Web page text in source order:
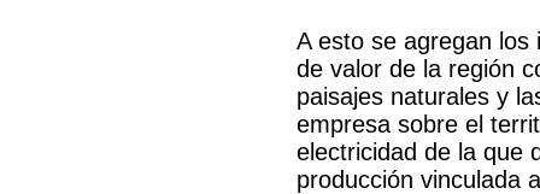
A esto se agregan los
de valor de la región
paisajes naturales y
empresa sobre el
electricidad de la que
producción vinculada